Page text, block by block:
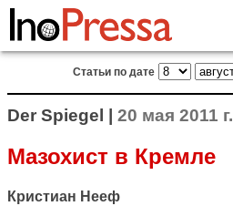
Статьи по дате
Der Spiegel | 20 мая 2011 г.
Мазохист в Кремле
Кристиан Нееф